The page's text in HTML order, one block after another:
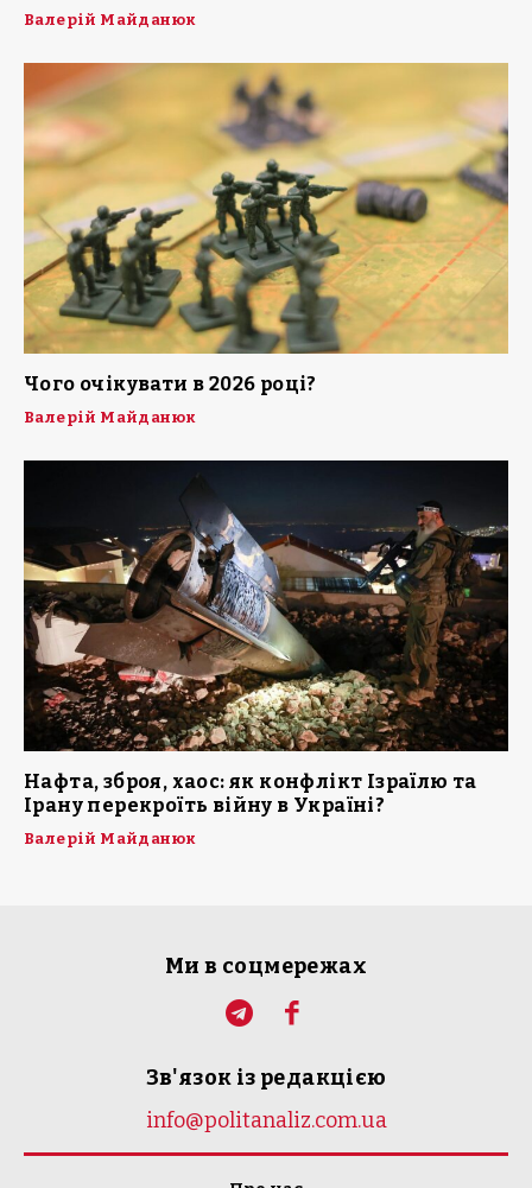
Валерій Майданюк
Чого очікувати в 2026 році?
Валерій Майданюк
Нафта, зброя, хаос: як конфлікт Ізраїлю та
Ірану перекроїть війну в Україні?
Валерій Майданюк
Ми в соцмережах
Зв'язок із редакцією
info@politanaliz.com.ua